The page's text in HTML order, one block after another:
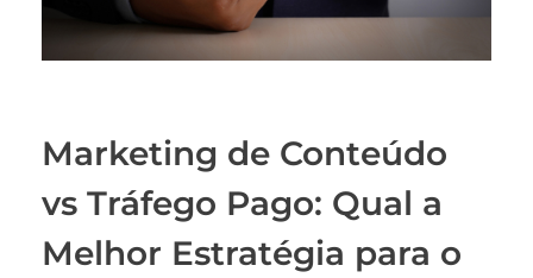
Marketing de Conteúdo
vs Tráfego Pago: Qual a
Melhor Estratégia para o